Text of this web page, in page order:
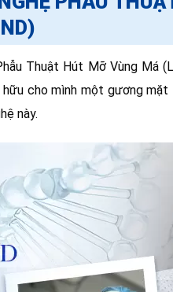
Thuật Hút Mỡ Vùng Má
cho mình một gương
này.